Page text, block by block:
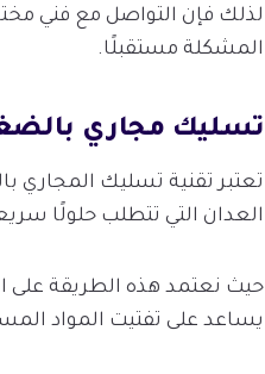
لذلك فإن التواصل مع فني
المشكلة مستقبلًا.
تسليك مجاري
تعتبر تقنية تسليك المجاري
العدان التي تتطلب حلولًا
حيث نعتمد هذه الطريقة على
يساعد على تفتيت المواد